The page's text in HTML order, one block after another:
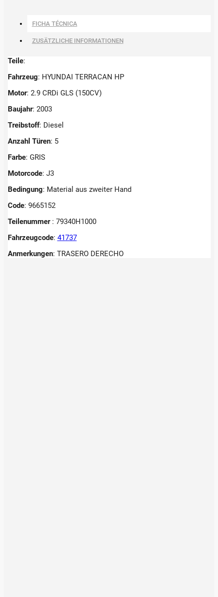
FICHA TÉCNICA
ZUSÄTZLICHE INFORMATIONEN
Teile:
Fahrzeug: HYUNDAI TERRACAN HP
Motor: 2.9 CRDi GLS (150CV)
Baujahr: 2003
Treibstoff: Diesel
Anzahl Türen: 5
Farbe: GRIS
Motorcode: J3
Bedingung: Material aus zweiter Hand
Code: 9665152
Teilenummer : 79340H1000
Fahrzeugcode: 41737
Anmerkungen: TRASERO DERECHO